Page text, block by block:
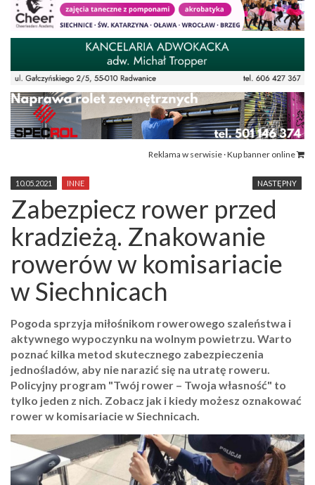
Reklama w serwisie · Kup banner online
NASTĘPNY
10.05.2021 INNE
Zabezpiecz rower przed
kradzieżą. Znakowanie
rowerów w komisariacie
w Siechnicach
Pogoda sprzyja miłośnikom rowerowego szaleństwa i
aktywnego wypoczynku na wolnym powietrzu. Warto
poznać kilka metod skutecznego zabezpieczenia
jednośladów, aby nie narazić się na utratę roweru.
Policyjny program "Twój rower – Twoja własność" to
tylko jeden z nich. Zobacz jak i kiedy możesz oznakować
rower w komisariacie w Siechnicach.